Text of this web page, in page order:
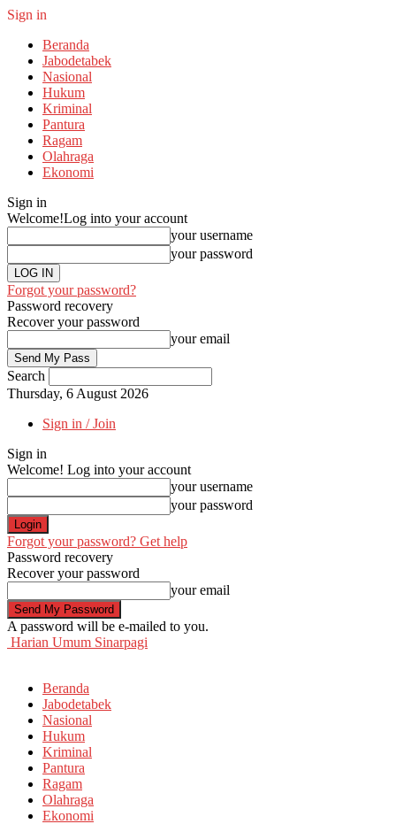
Sign in
Beranda
Jabodetabek
Nasional
Hukum
Kriminal
Pantura
Ragam
Olahraga
Ekonomi
Sign in
Welcome!Log into your account
your username
your password
Forgot your password?
Password recovery
Recover your password
your email
Search
Thursday, 6 August 2026
Sign in / Join
Sign in
Welcome! Log into your account
your username
your password
Forgot your password? Get help
Password recovery
Recover your password
your email
A password will be e-mailed to you.
Harian Umum Sinarpagi
Beranda
Jabodetabek
Nasional
Hukum
Kriminal
Pantura
Ragam
Olahraga
Ekonomi